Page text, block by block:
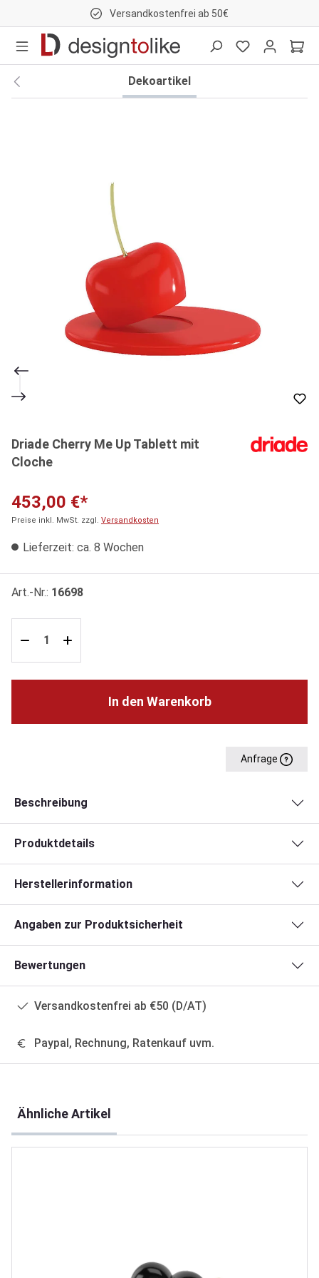
Versandkostenfrei ab 50€
Dekoartikel
Driade Cherry Me Up Tablett mit
Cloche
453,00 €*
Preise inkl. MwSt. zzgl. Versandkosten
Lieferzeit: ca. 8 Wochen
Art.-Nr.: 16698
In den Warenkorb
Anfrage
Beschreibung
Produktdetails
Herstellerinformation
Angaben zur Produktsicherheit
Bewertungen
Versandkostenfrei ab €50 (D/AT)
Paypal, Rechnung, Ratenkauf uvm.
Ähnliche Artikel